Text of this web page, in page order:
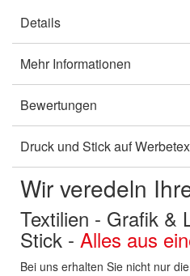
Details
Mehr Informationen
Bewertungen
Druck und Stick auf
Wir veredeln
Textilien - Grafik &
Stick - Alles aus
Bei uns erhalten Sie nicht nur